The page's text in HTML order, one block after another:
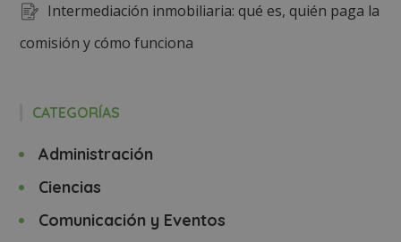
Intermediación inmobiliaria: qué es, quién paga la
comisión y cómo funciona
CATEGORÍAS
Administración
Ciencias
Comunicación y Eventos